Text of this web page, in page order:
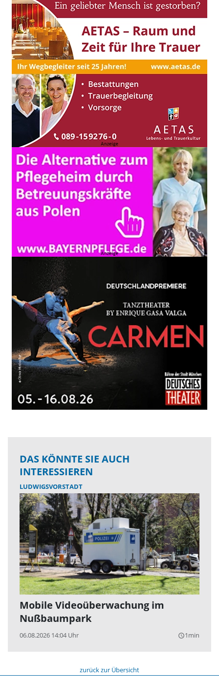
DAS KÖNNTE SIE AUCH
INTERESSIEREN
LUDWIGSVORSTADT
Mobile Videoüberwachung im
Nußbaumpark
06.08.2026 14:04 Uhr query_builder1min
zurück zur Übersicht